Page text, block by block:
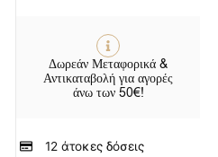
Δωρεάν Μεταφορικά &
Αντικαταβολή για αγορές
άνω των 50€!
12 άτοκες δόσεις